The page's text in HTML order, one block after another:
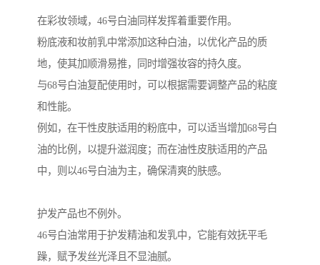
在彩妆领域，46号白油同样发挥着重要作用。
粉底液和妆前乳中常添加这种白油，以优化产品的质
地，使其加顺滑易推，同时增强妆容的持久度。
与68号白油复配使用时，可以根据需要调整产品的粘度
和性能。
例如，在干性皮肤适用的粉底中，可以适当增加68号白
油的比例，以提升滋润度；而在油性皮肤适用的产品
中，则以46号白油为主，确保清爽的肤感。
护发产品也不例外。
46号白油常用于护发精油和发乳中，它能有效抚平毛
躁，赋予发丝光泽且不显油腻。